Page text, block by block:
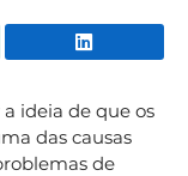
WhatsApp
ideia de que os
das causas
de